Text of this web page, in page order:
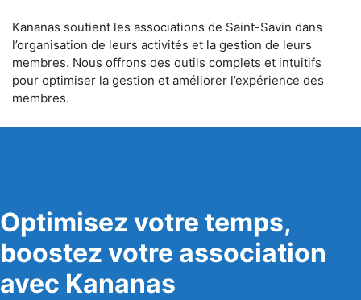
Kananas soutient les associations de Saint-Savin dans
l’organisation de leurs activités et la gestion de leurs
membres. Nous offrons des outils complets et intuitifs
pour optimiser la gestion et améliorer l’expérience des
membres.
Optimisez votre temps,
boostez votre association
avec Kananas